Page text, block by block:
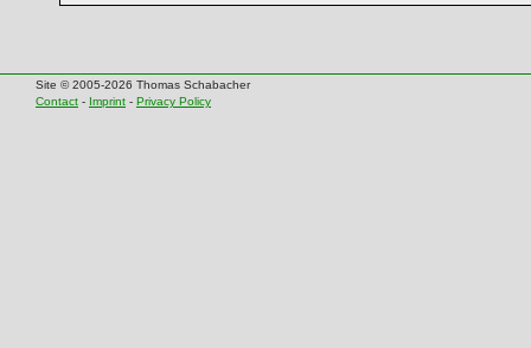
Site © 2005-2026 Thomas Schabacher
Contact - Imprint - Privacy Policy